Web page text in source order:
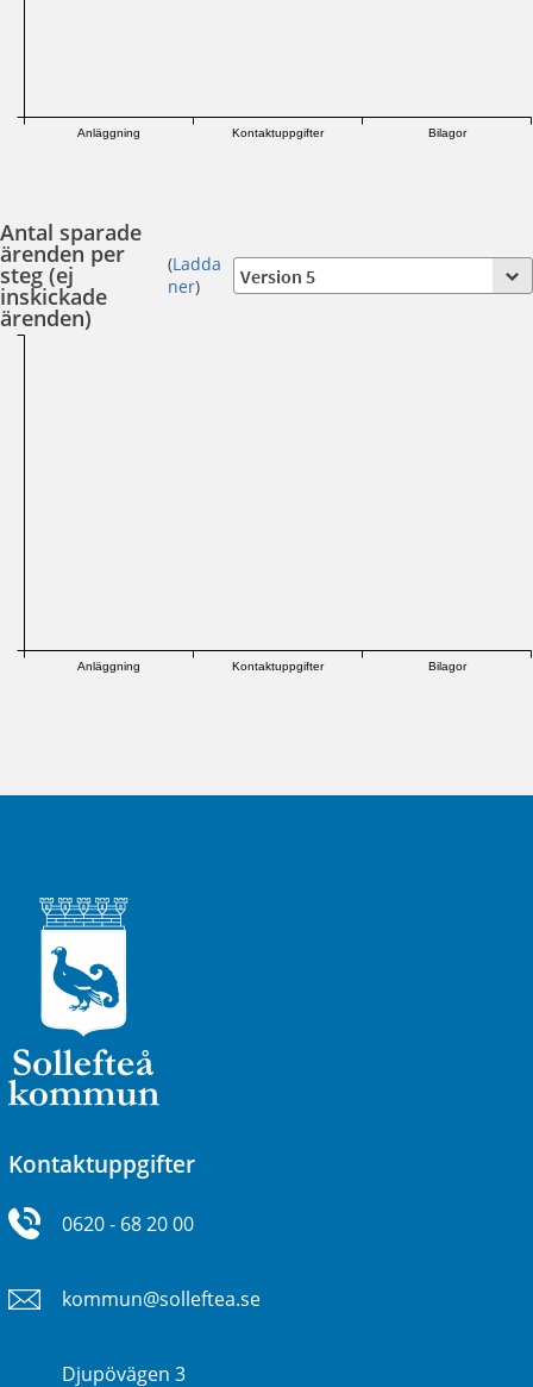
Anläggning Kontaktuppgifter Bilagor
Antal sparade
ärenden per
steg (ej
inskickade
ärenden)
(Ladda
ner)
Anläggning Kontaktuppgifter Bilagor
Kontaktuppgifter
0620 - 68 20 00
kommun@solleftea.se
Djupövägen 3